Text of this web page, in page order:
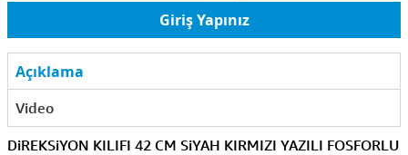
Giriş Yapınız
Açıklama
Video
DiREKSiYON KILIFI 42 CM SiYAH KIRMIZI YAZILI FOSFORLU